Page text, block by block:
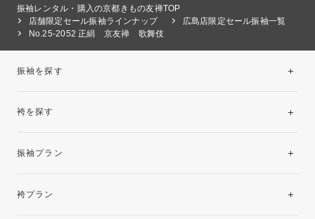
振袖レンタル・購入の京都きもの友禅TOP
店舗限定セール振袖ラインナップ
広島店限定セール振袖一覧
No.25-2052 正絹 京友禅 歌舞伎
振袖を探す
袴を探す
振袖プラン
レンタルプラン
袴プラン